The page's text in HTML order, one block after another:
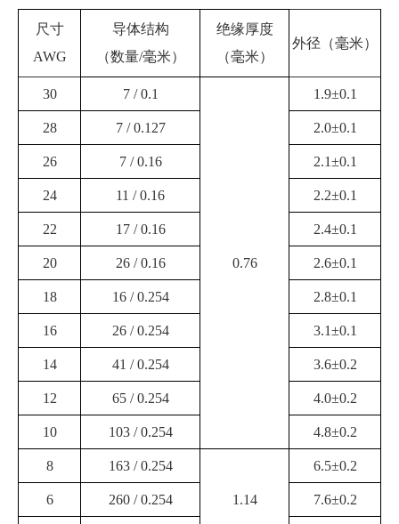
尺寸
AWG
导体结构
（数量/毫米）
绝缘厚度
（毫米）
外径（毫米）
30 7 / 0.1
0.76
1.9±0.1
28 7 / 0.127 2.0±0.1
26 7 / 0.16 2.1±0.1
24 11 / 0.16 2.2±0.1
22 17 / 0.16 2.4±0.1
20 26 / 0.16 2.6±0.1
18 16 / 0.254 2.8±0.1
16 26 / 0.254 3.1±0.1
14 41 / 0.254 3.6±0.2
12 65 / 0.254 4.0±0.2
10 103 / 0.254 4.8±0.2
8 163 / 0.254
1.14
6.5±0.2
6 260 / 0.254 7.6±0.2